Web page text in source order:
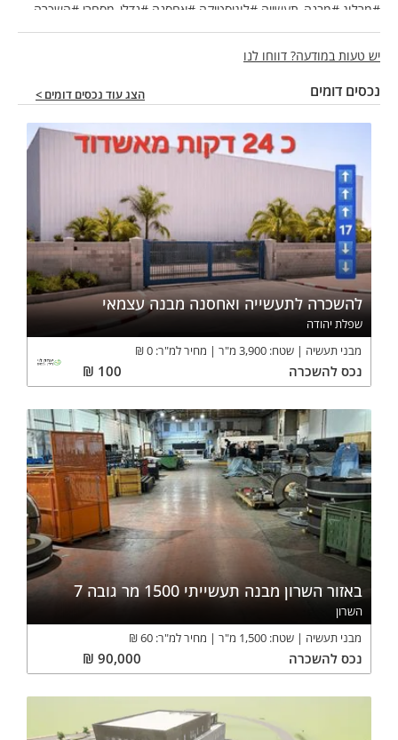
#מרלוג #מבנה_תעשייה #לוגיסטיקה #אחסנה #נדלן_מסחרי #השכרה
#מרכז_הארץ #מחסן #הפצה
יש טעות במודעה? דווחו לנו
נכסים דומים הצג עוד נכסים דומים >
להשכרה לתעשייה ואחסנה מבנה עצמאי
שפלת יהודה
מבני תעשיה
שטח: 3,900 מ"ר מחיר למ"ר: 0
₪
נכס להשכרה 100
₪
באזור השרון מבנה תעשייתי 1500 מר גובה 7
השרון
מבני תעשיה
שטח: 1,500 מ"ר מחיר למ"ר: 60
₪
נכס להשכרה 90,000
₪